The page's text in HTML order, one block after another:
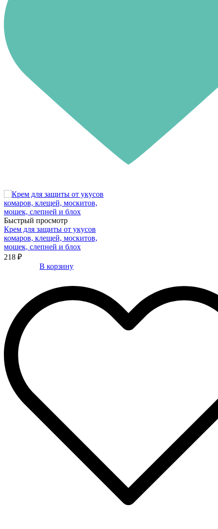
Быстрый просмотр
Крем для защиты от укусов
комаров, клещей, москитов,
мошек, слепней и блох
218 ₽
В корзину